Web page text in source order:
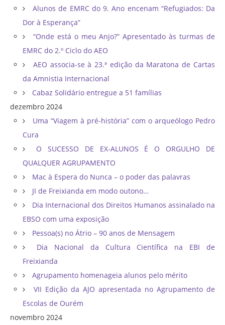
Alunos de EMRC do 9. Ano encenam “Refugiados: Da
Dor à Esperança”
“Onde está o meu Anjo?” Apresentado às turmas de
EMRC do 2.º Ciclo do AEO
AEO associa-se à 23.ª edição da Maratona de Cartas
da Amnistia Internacional
Cabaz Solidário entregue a 51 famílias
dezembro 2024
Uma “Viagem à pré-história” com o arqueólogo Pedro
Cura
O SUCESSO DE EX-ALUNOS É O ORGULHO DE
QUALQUER AGRUPAMENTO
Mac à Espera do Nunca – o poder das palavras
JI de Freixianda em modo outono…
Dia Internacional dos Direitos Humanos assinalado na
EBSO com uma exposição
Pessoa(s) no Átrio – 90 anos de Mensagem
Dia Nacional da Cultura Científica na EBI de
Freixianda
Agrupamento homenageia alunos pelo mérito
VII Edição da AJO apresentada no Agrupamento de
Escolas de Ourém
novembro 2024